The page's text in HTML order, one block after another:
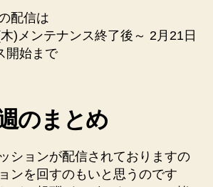
配信は
)メンテナンス終了後～ 2月21日
開始まで
のまとめ
ションが配信されておりますの
ンを回すのもいと思うのです